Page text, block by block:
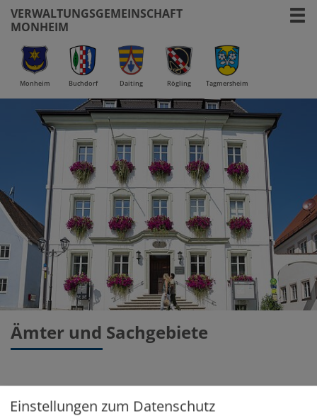
VERWALTUNGSGEMEINSCHAFT
MONHEIM
Monheim Buchdorf Daiting Rögling Tagmersheim
Ämter und Sachgebiete
Einstellungen zum Datenschutz